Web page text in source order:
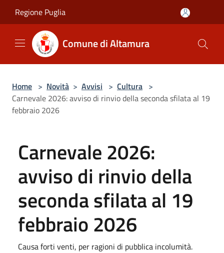
Regione Puglia
Comune di Altamura
Home > Novità > Avvisi > Cultura >
Carnevale 2026: avviso di rinvio della seconda sfilata al 19
febbraio 2026
Carnevale 2026:
avviso di rinvio della
seconda sfilata al 19
febbraio 2026
Causa forti venti, per ragioni di pubblica incolumità.